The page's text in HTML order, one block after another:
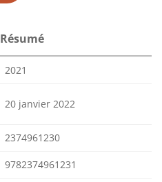
Résumé
2021
20 janvier 2022
2374961230
9782374961231